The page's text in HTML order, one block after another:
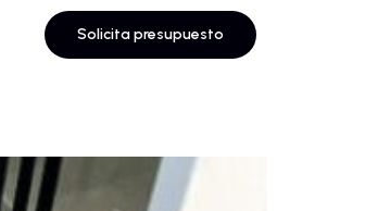
Solicita presupuesto